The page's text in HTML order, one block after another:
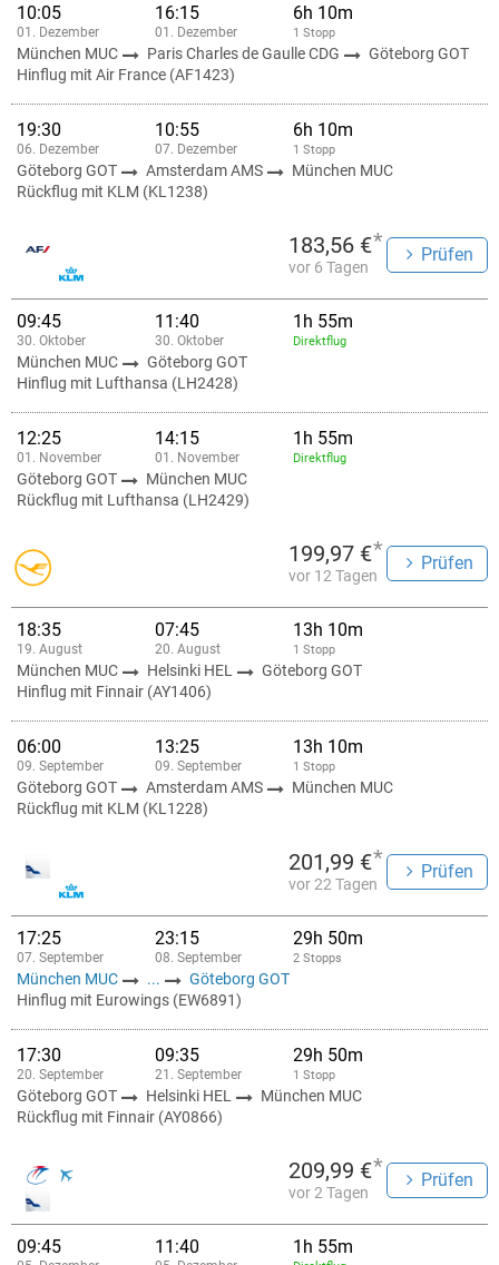
10:05
01. Dezember
16:15
01. Dezember
6h 10m
1 Stopp
München MUC Paris Charles de Gaulle CDG
Göteborg GOT
Hinflug mit Air France (AF1423)
19:30
06. Dezember
10:55
07. Dezember
6h 10m
1 Stopp
Göteborg GOT Amsterdam AMS
München MUC
Rückflug mit KLM (KL1238)
183,56 €*
vor 6 Tagen
Prüfen
09:45
30. Oktober
11:40
30. Oktober
1h 55m
Direktflug
München MUC
Göteborg GOT
Hinflug mit Lufthansa (LH2428)
12:25
01. November
14:15
01. November
1h 55m
Direktflug
Göteborg GOT
München MUC
Rückflug mit Lufthansa (LH2429)
199,97 €*
vor 12 Tagen
Prüfen
18:35
19. August
07:45
20. August
13h 10m
1 Stopp
München MUC Helsinki HEL
Göteborg GOT
Hinflug mit Finnair (AY1406)
06:00
09. September
13:25
09. September
13h 10m
1 Stopp
Göteborg GOT Amsterdam AMS
München MUC
Rückflug mit KLM (KL1228)
201,99 €*
vor 22 Tagen
Prüfen
17:25
07. September
23:15
08. September
29h 50m
2 Stopps
München MUC ...
Göteborg GOT
Hinflug mit Eurowings (EW6891)
17:30
20. September
09:35
21. September
29h 50m
1 Stopp
Göteborg GOT Helsinki HEL
München MUC
Rückflug mit Finnair (AY0866)
209,99 €*
vor 2 Tagen
Prüfen
09:45 11:40 1h 55m